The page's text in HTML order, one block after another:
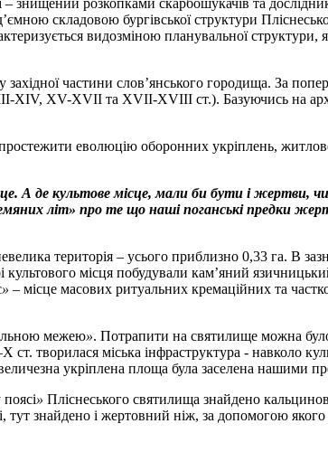
складовою бургівської структури
видозміною планувальної структури,
західної частини слов’янського городища. За
ХIV, XV-XVII та XVII-XVIII ст.). Базуючись на
еволюцію оборонних укріплень,
А де культове місце, мали би бути і жертви,
літ» про те що наші поганські предки
територія – усього приблизно 0,33 га. В
місця побудували кам’яний
» – місце масових ритуальних кремаційних та
межею». Потрапити на святилище можна
творилася міська інфраструктура - навколо
укріплена площа була заселена нашими
» Пліснеського святилища знайдено
тут знайдено і жертовний ніж, за допомогою